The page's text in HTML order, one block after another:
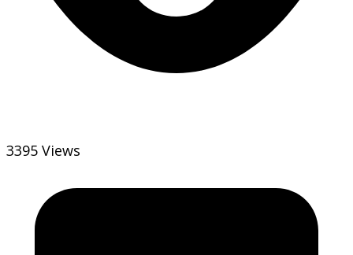
3395 Views